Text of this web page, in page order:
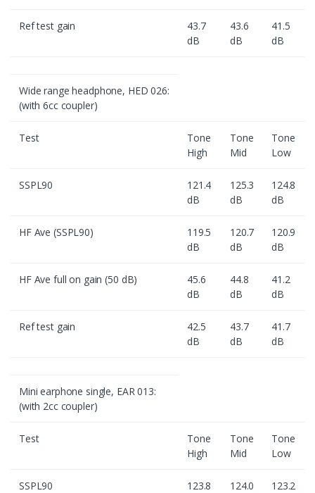
Ref test gain
43.7
dB
43.6
dB
41.5
dB
Wide range headphone, HED 026:
(with 6cc coupler)
Test
Tone
High
Tone
Mid
Tone
Low
SSPL90
121.4
dB
125.3
dB
124.8
dB
HF Ave (SSPL90)
119.5
dB
120.7
dB
120.9
dB
HF Ave full on gain (50 dB)
45.6
dB
44.8
dB
41.2
dB
Ref test gain
42.5
dB
43.7
dB
41.7
dB
Mini earphone single, EAR 013:
(with 2cc coupler)
Test
Tone
High
Tone
Mid
Tone
Low
SSPL90
123.8
124.0
123.2